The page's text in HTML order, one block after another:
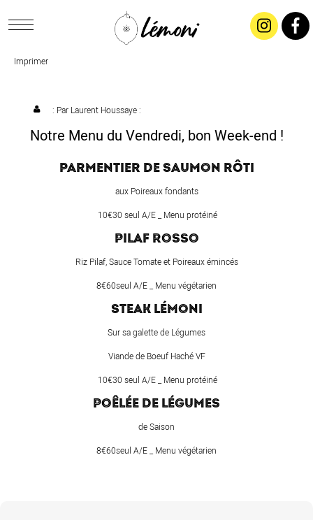
CONCEPT
SALADES & BUFFETS
CONTACTEZ-NOUS !
Imprimer
: Par Laurent Houssaye:
Notre Menu du Vendredi, bon Week-end !
PARMENTIER DE SAUMON RÔTI
aux Poireaux fondants
10€30 seul A/E _ Menu protéiné
PILAF ROSSO
Riz Pilaf, Sauce Tomate et Poireaux émincés
8€60seul A/E _ Menu végétarien
STEAK LÉMONI
Sur sa galette de Légumes
Viande de Boeuf Haché VF
10€30 seul A/E _ Menu protéiné
POÊLÉE DE LÉGUMES
de Saison
8€60seul A/E _ Menu végétarien